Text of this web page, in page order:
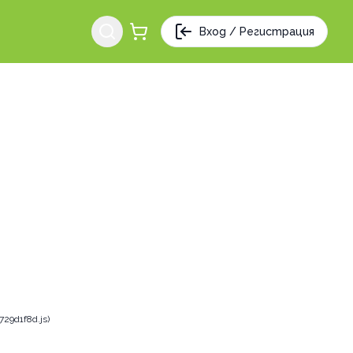
Вход / Регистрация